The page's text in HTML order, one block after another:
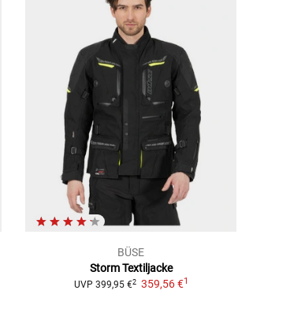
BÜSE
Storm Textiljacke
UVP 399,95 €2 359,56 €1